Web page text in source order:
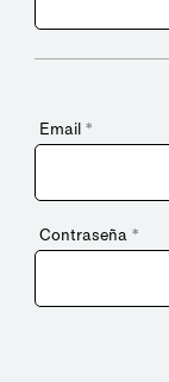
Email *
Contraseña *